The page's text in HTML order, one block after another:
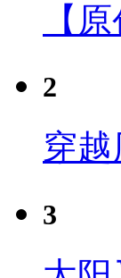
【
2
穿
3